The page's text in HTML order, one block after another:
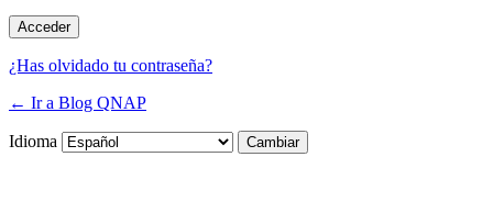
¿Has olvidado tu contraseña?
← Ir a Blog QNAP
Idioma